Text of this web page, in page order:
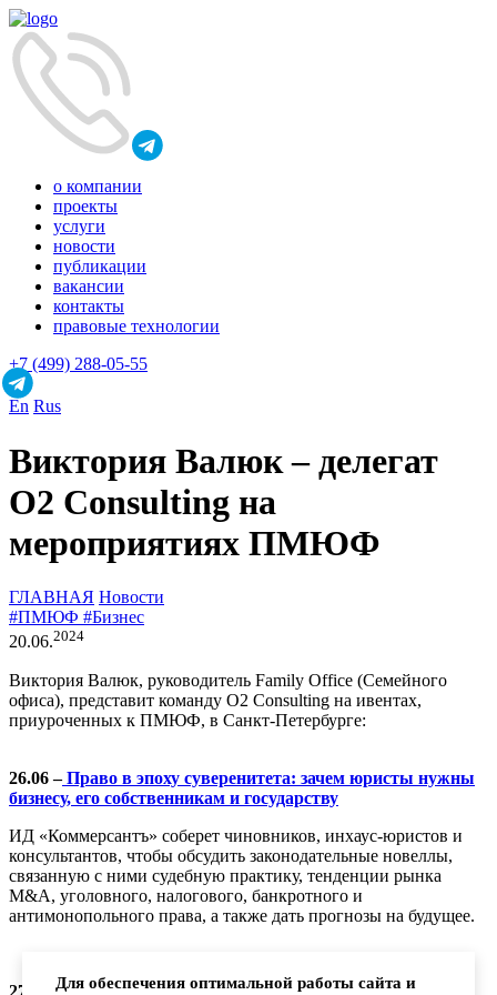
о компании
проекты
услуги
новости
публикации
вакансии
контакты
правовые технологии
+7 (499) 288-05-55
En Rus
Виктория Валюк – делегат
O2 Consulting на
мероприятиях ПМЮФ
ГЛАВНАЯ Новости
#ПМЮФ #Бизнес
20.06.2024
Виктория Валюк, руководитель Family Office (Семейного
офиса), представит команду O2 Consulting на ивентах,
приуроченных к ПМЮФ, в Санкт-Петербурге:
26.06 –Право в эпоху суверенитета: зачем юристы нужны
бизнесу, его собственникам и государству
ИД «Коммерсантъ» соберет чиновников, инхаус-юристов и
консультантов, чтобы обсудить законодательные новеллы,
связанную с ними судебную практику, тенденции рынка
M&A, уголовного, налогового, банкротного и
антимонопольного права, а также дать прогнозы на будущее.
27.06 –SPB Legal Day Право.ru
Для обеспечения оптимальной работы сайта и